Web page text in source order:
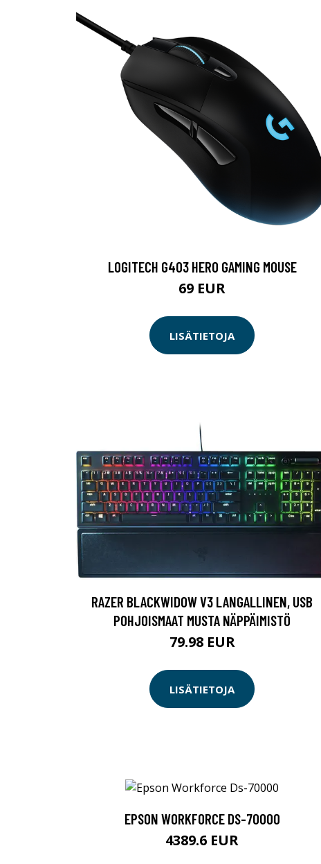
LOGITECH G403 HERO GAMING MOUSE
69 EUR
LISÄTIETOJA
RAZER BLACKWIDOW V3 LANGALLINEN, USB
POHJOISMAAT MUSTA NÄPPÄIMISTÖ
79.98 EUR
LISÄTIETOJA
EPSON WORKFORCE DS-70000
4389.6 EUR